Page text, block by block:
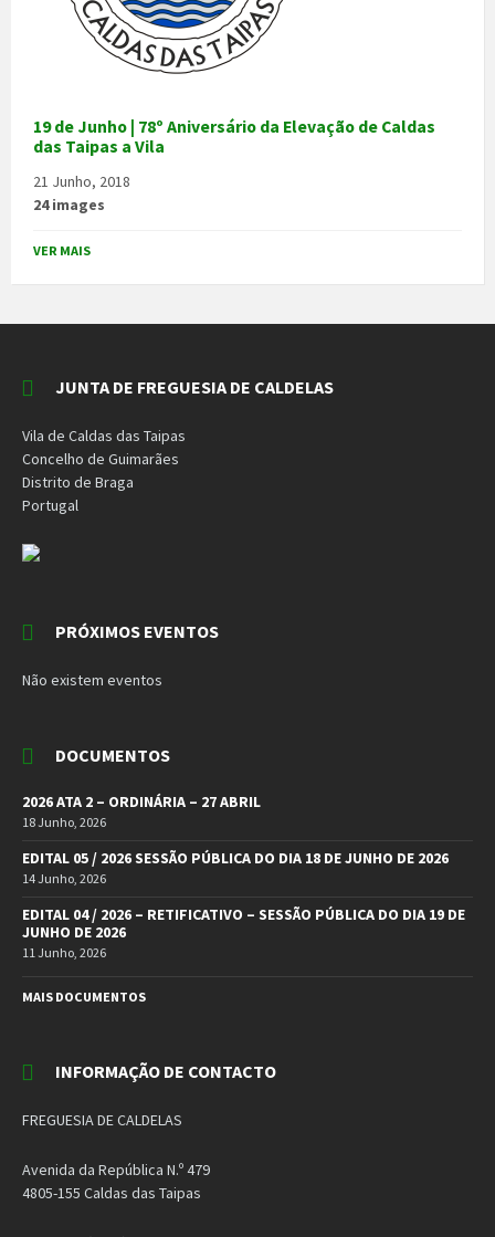
19 de Junho | 78º Aniversário da Elevação de Caldas
das Taipas a Vila
21 Junho, 2018
24 images
VER MAIS
JUNTA DE FREGUESIA DE CALDELAS
Vila de Caldas das Taipas
Concelho de Guimarães
Distrito de Braga
Portugal
PRÓXIMOS EVENTOS
Não existem eventos
DOCUMENTOS
2026 ATA 2 – ORDINÁRIA – 27 ABRIL
18 Junho, 2026
EDITAL 05 / 2026 SESSÃO PÚBLICA DO DIA 18 DE JUNHO DE 2026
14 Junho, 2026
EDITAL 04 / 2026 – RETIFICATIVO – SESSÃO PÚBLICA DO DIA 19 DE
JUNHO DE 2026
11 Junho, 2026
MAIS DOCUMENTOS
INFORMAÇÃO DE CONTACTO
FREGUESIA DE CALDELAS
Avenida da República N.º 479
4805-155 Caldas das Taipas